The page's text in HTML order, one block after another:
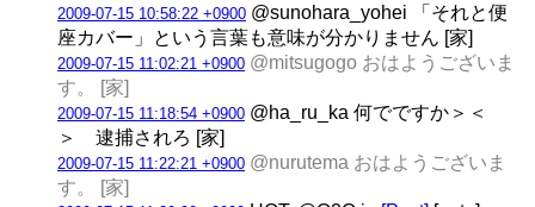
2009-07-15 10:58:22 +0900 @sunohara_yohei 「それと便
座カバー」という言葉も意味が分かりません [家]
2009-07-15 11:02:21 +0900 @mitsugogo おはようございま
す。 [家]
2009-07-15 11:18:54 +0900 @ha_ru_ka 何でですか＞＜
＞ 逮捕されろ [家]
2009-07-15 11:22:21 +0900 @nurutema おはようございま
す。 [家]